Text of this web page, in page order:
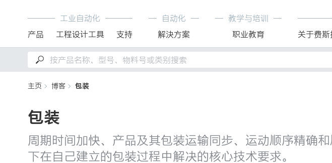
工业自动化
产品
工程设计工具 支持
自动化
解決方案
教学与培训
职业教育
关于费
主页 博客 包装
包装
周期时间加快、产品及其包装运输同步、运动顺序精确
下在自己建立的包装过程中解决的核心技术要求。